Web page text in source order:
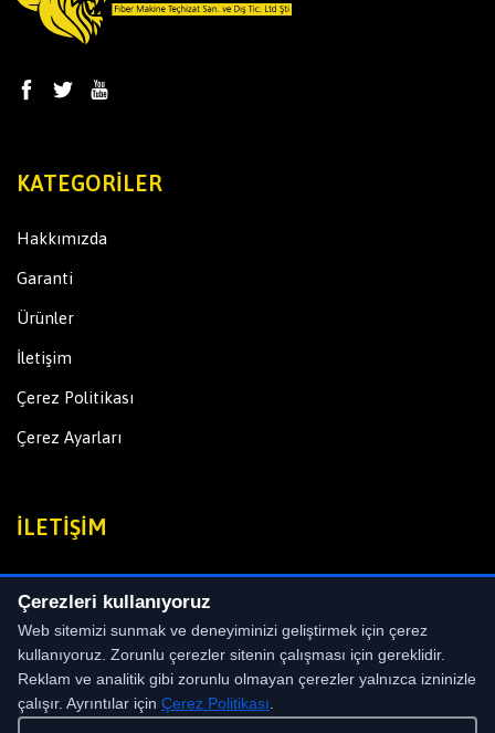
KATEGORILER
Hakkımızda
Garanti
Ürünler
İletişim
Çerez Politikası
Çerez Ayarları
İLETIŞIM
Sitesi No:7/19 Zeytinburnu-İSTANBUL
Phone: +90 (530) 469 91 97
Email: info@leonlazer.com
Çerezleri kullanıyoruz
Web sitemizi sunmak ve deneyiminizi geliştirmek için çerez
kullanıyoruz. Zorunlu çerezler sitenin çalışması için gereklidir.
Reklam ve analitik gibi zorunlu olmayan çerezler yalnızca izninizle
çalışır. Ayrıntılar için Çerez Politikası.